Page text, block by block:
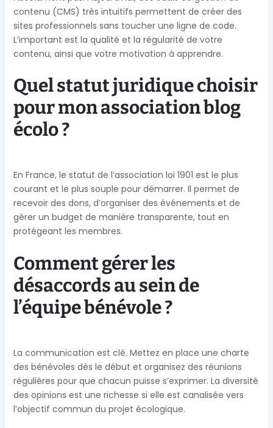
contenu (CMS) très intuitifs permettent de créer des
sites professionnels sans toucher une ligne de code.
L’important est la qualité et la régularité de votre
contenu, ainsi que votre motivation à apprendre.
Quel statut juridique choisir
pour mon association blog
écolo ?
En France, le statut de l’association loi 1901 est le plus
courant et le plus souple pour démarrer. Il permet de
recevoir des dons, d’organiser des événements et de
gérer un budget de manière transparente, tout en
protégeant les membres.
Comment gérer les
désaccords au sein de
l’équipe bénévole ?
La communication est clé. Mettez en place une charte
des bénévoles dès le début et organisez des réunions
régulières pour que chacun puisse s’exprimer. La diversité
des opinions est une richesse si elle est canalisée vers
l’objectif commun du projet écologique.